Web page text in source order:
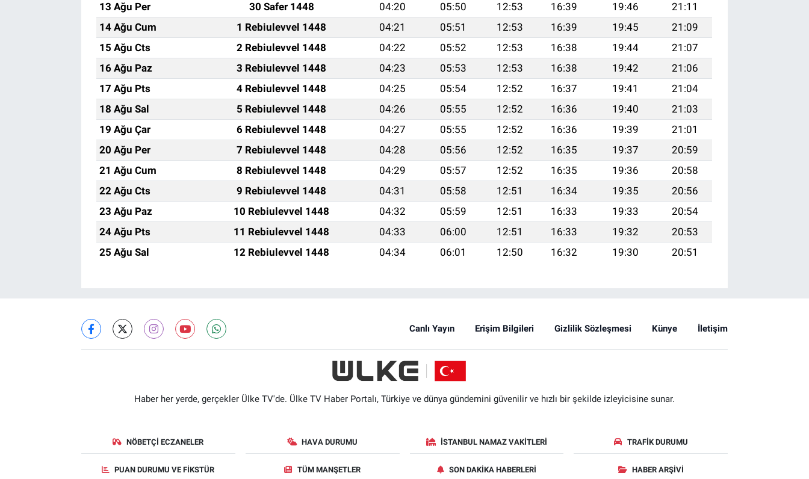
13 Ağu Per
30 Safer 1448 04:20 05:50 12:53 16:39 19:46
21:11
14 Ağu Cum
1 Rebiulevvel 1448 04:21 05:51 12:53 16:39 19:45
21:09
15 Ağu Cts
2 Rebiulevvel 1448 04:22 05:52 12:53 16:38 19:44
21:07
16 Ağu Paz
3 Rebiulevvel 1448 04:23 05:53 12:53 16:38 19:42
21:06
17 Ağu Pts
4 Rebiulevvel 1448 04:25 05:54 12:52 16:37 19:41
21:04
18 Ağu Sal
5 Rebiulevvel 1448 04:26 05:55 12:52 16:36 19:40
21:03
19 Ağu Çar
6 Rebiulevvel 1448 04:27 05:55 12:52 16:36 19:39
21:01
20 Ağu Per
7 Rebiulevvel 1448 04:28 05:56 12:52 16:35 19:37
20:59
21 Ağu Cum
8 Rebiulevvel 1448 04:29 05:57 12:52 16:35 19:36
20:58
22 Ağu Cts
9 Rebiulevvel 1448 04:31 05:58 12:51 16:34 19:35
20:56
23 Ağu Paz
10 Rebiulevvel 1448 04:32 05:59 12:51 16:33 19:33
20:54
24 Ağu Pts
11 Rebiulevvel 1448 04:33 06:00 12:51 16:33 19:32
20:53
25 Ağu Sal
12 Rebiulevvel 1448 04:34 06:01 12:50 16:32 19:30 20:51
Canlı Yayın Erişim Bilgileri Gizlilik Sözleşmesi Künye İletişim
Haber her yerde, gerçekler Ülke TV'de. Ülke TV Haber Portalı, Türkiye ve dünya gündemini güvenilir ve hızlı bir şekilde izleyicisine sunar.
NÖBETÇI ECZANELER HAVA DURUMU İSTANBUL NAMAZ VAKITLERI TRAFIK DURUMU
PUAN DURUMU VE FIKSTÜR TÜM MANŞETLER SON DAKIKA HABERLERI HABER ARŞIVI